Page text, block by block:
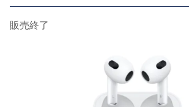
販売終了